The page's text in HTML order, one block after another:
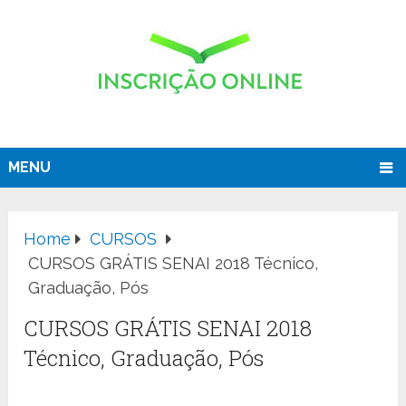
MENU
Home
CURSOS
CURSOS GRÁTIS SENAI 2018 Técnico,
Graduação, Pós
CURSOS GRÁTIS SENAI 2018
Técnico, Graduação, Pós